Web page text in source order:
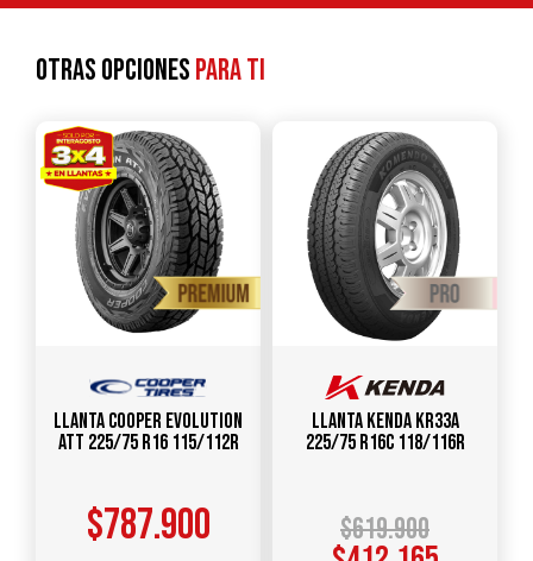
Otras opcionespara ti
Llanta COOPER Evolution
ATT 225/75 R16 115/112R
$787.900
Llanta KENDA KR33A
225/75 R16C 118/116R
$619.900